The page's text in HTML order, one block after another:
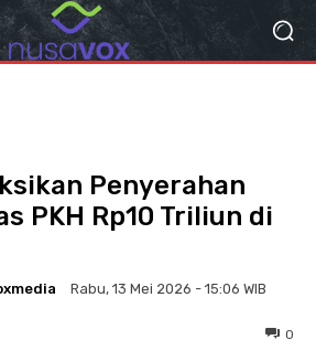
Penyerahan
PKH Rp10 Triliun di
Rabu, 13 Mei 2026 - 15:06 WIB
0